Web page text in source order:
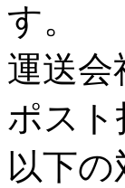
す。
運送
ポスト
以下